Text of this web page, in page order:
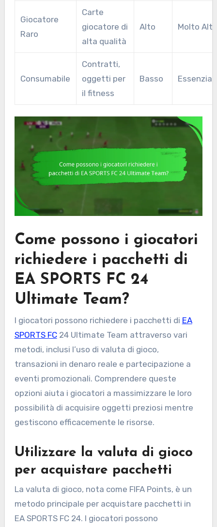
Giocatore
Raro
Carte
giocatore di
alta qualità
Alto Molto Alto
Consumabile
Contratti,
oggetti per
il fitness
Basso
Come possono i giocatori
richiedere i pacchetti di
EA SPORTS FC 24
Ultimate Team?
I giocatori possono richiedere i pacchetti di EA
SPORTS FC24 Ultimate Team attraverso vari
metodi, inclusi l’uso di valuta di gioco,
transazioni in denaro reale e partecipazione a
eventi promozionali. Comprendere queste
opzioni aiuta i giocatori a massimizzare le loro
possibilità di acquisire oggetti preziosi mentre
gestiscono efficacemente le risorse.
Utilizzare la valuta di gioco
per acquistare pacchetti
La valuta di gioco, nota come FIFA Points, è un
metodo principale per acquistare pacchetti in
EA SPORTS FC 24. I giocatori possono